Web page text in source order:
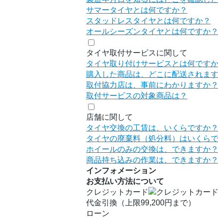
サマータイヤとは何ですか？
スタッドレスタイヤとは何ですか？
オールシーズンタイヤとは何ですか？
タイヤ取付サービスに関して
タイヤ取り付けサービスとは何です
購入した商品は、どこに配送されま
取付協力店は、事前にわかりますか？
取付サービスの対象商品は？
店舗に関して
タイヤ交換の工賃は、いくらですか？
タイヤの廃棄料（処分料）はいくら
ホイールのみの交換は、できますか？
商品持ち込みの作業は、できますか？
インフォメーション
お支払い方法について
クレジットカード
代金引換（上限99,200円まで）
ローン